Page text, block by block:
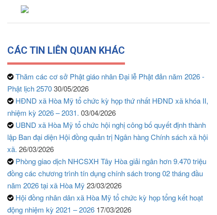
CÁC TIN LIÊN QUAN KHÁC
Thăm các cơ sở Phật giáo nhân Đại lễ Phật đản năm 2026 -
Phật lịch 257030/05/2026
HĐND xã Hòa Mỹ tổ chức kỳ họp thứ nhất HĐND xã khóa II,
nhiệm kỳ 2026 – 2031. 03/04/2026
UBND xã Hòa Mỹ tổ chức hội nghị công bố quyết định thành
lập Ban đại diện Hội đồng quản trị Ngân hàng Chính sách xã hội
xã. 26/03/2026
Phòng giao dịch NHCSXH Tây Hòa giải ngân hơn 9.470 triệu
đồng các chương trình tín dụng chính sách trong 02 tháng đầu
năm 2026 tại xã Hòa Mỹ 23/03/2026
Hội đồng nhân dân xã Hòa Mỹ tổ chức kỳ họp tổng kết hoạt
động nhiệm kỳ 2021 – 2026 17/03/2026